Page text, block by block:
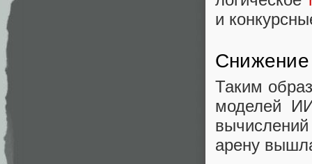
и
Снижение
Таким
моделей
арену